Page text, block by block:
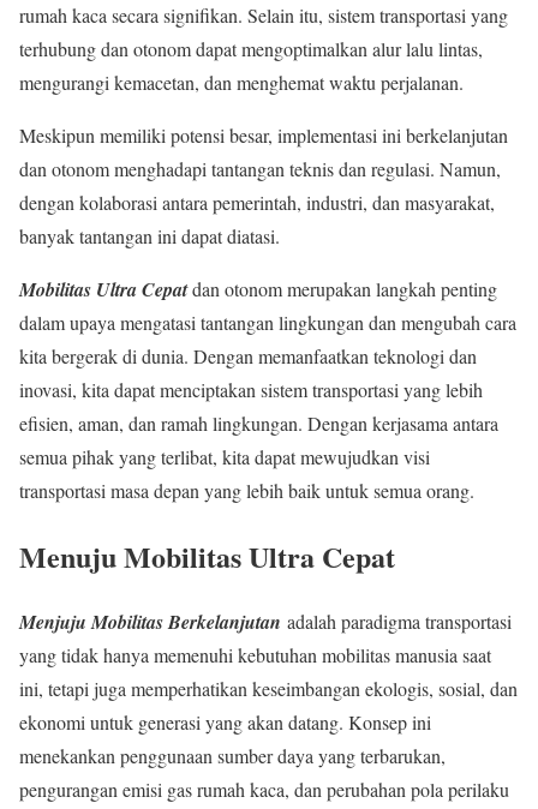
rumah kaca secara signifikan. Selain itu, sistem transportasi yang
terhubung dan otonom dapat mengoptimalkan alur lalu lintas,
mengurangi kemacetan, dan menghemat waktu perjalanan.
Meskipun memiliki potensi besar, implementasi ini berkelanjutan
dan otonom menghadapi tantangan teknis dan regulasi. Namun,
dengan kolaborasi antara pemerintah, industri, dan masyarakat,
banyak tantangan ini dapat diatasi.
Mobilitas Ultra Cepatdan otonom merupakan langkah penting
dalam upaya mengatasi tantangan lingkungan dan mengubah cara
kita bergerak di dunia. Dengan memanfaatkan teknologi dan
inovasi, kita dapat menciptakan sistem transportasi yang lebih
efisien, aman, dan ramah lingkungan. Dengan kerjasama antara
semua pihak yang terlibat, kita dapat mewujudkan visi
transportasi masa depan yang lebih baik untuk semua orang.
Menuju Mobilitas Ultra Cepat
Menjuju Mobilitas Berkelanjutan adalah paradigma transportasi
yang tidak hanya memenuhi kebutuhan mobilitas manusia saat
ini, tetapi juga memperhatikan keseimbangan ekologis, sosial, dan
ekonomi untuk generasi yang akan datang. Konsep ini
menekankan penggunaan sumber daya yang terbarukan,
pengurangan emisi gas rumah kaca, dan perubahan pola perilaku